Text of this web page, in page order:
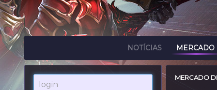
NOTÍCIAS MERCADO
login MERCADO